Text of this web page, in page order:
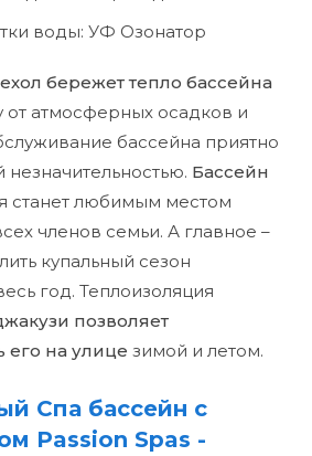
воды: УФ Озонатор
бережет тепло бассейна
атмосферных осадков и
бассейна приятно
незначительностью. Бассейн
станет любимым местом
членов семьи. А главное –
купальный сезон
год. Теплоизоляция
позволяет
его на улице зимой и летом.
Спа бассейн с
Passion Spas -